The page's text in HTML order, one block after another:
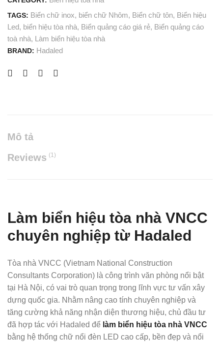
TAGS: Biển chữ inox, biển chữ Nhôm, Biển chữ tôn, Biển hiệu
Led, biển hiệu tòa nhà, Biển quảng cáo giá rẻ, Biển quảng cáo
toà nhà, Làm biển hiệu tòa nhà
BRAND: Hadaled
Mô tả
Reviews(1)
Làm biển hiệu tòa nhà VNCC
chuyên nghiệp từ Hadaled
Tòa nhà VNCC (Vietnam National Construction
Consultants Corporation) là công trình văn phòng nổi bật
tại Hà Nội, có vai trò quan trọng trong lĩnh vực tư vấn xây
dựng quốc gia. Nhằm nâng cao tính chuyên nghiệp và
tăng cường khả năng nhận diện thương hiệu, chủ đầu tư
đã hợp tác với Hadaled để làm biển hiệu tòa nhà VNCC
bằng hệ thống chữ nổi đèn LED cao cấp, bền đẹp và nổi